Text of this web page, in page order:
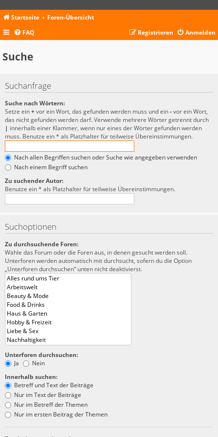
Startseite
Foren-Übersicht
FAQ
Anmelden
Registrieren
Suche
Suchanfrage
Suche nach Wörtern:
Setze ein+vor ein Wort, das gefunden werden muss und ein-vor ein Wort,
das nicht gefunden werden darf. Verwende mehrere Wörter getrennt durch
| innerhalb einer Klammer, wenn nur eines der Wörter gefunden werden
muss. Benutze ein * als Platzhalter für teilweise Übereinstimmungen.
Nach allen Begriffen suchen oder Suche wie angegeben verwenden
Nach einem Begriff suchen
Zu suchender Autor:
Benutze ein * als Platzhalter für teilweise Übereinstimmungen.
Suchoptionen
Zu durchsuchende Foren:
Wähle das Forum oder die Foren aus, in denen gesucht werden soll.
Unterforen werden automatisch mit durchsucht, sofern du die Option
„Unterforen durchsuchen“ unten nicht deaktivierst.
Unterforen durchsuchen:
Ja
Nein
Innerhalb suchen:
Betreff und Text der Beiträge
Nur im Text der Beiträge
Nur im Betreff der Themen
Nur im ersten Beitrag der Themen